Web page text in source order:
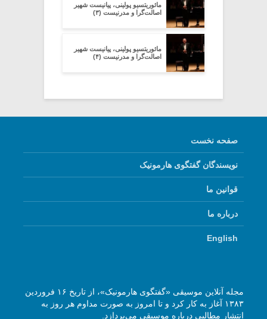
مائوریتسیو پولینی، پیانیست شهیر
اصالت‌گرا و مدرنیست (۳)
مائوریتسیو پولینی، پیانیست شهیر
اصالت‌گرا و مدرنیست (۴)
صفحه نخست
نویسندگان گفتگوی هارمونیک
قوانین ما
درباره ما
English
مجله آنلاین موسیقی «گفتگوی هارمونیک»، از تاریخ ۱۶ فروردین
۱۳۸۳ آغاز به کار کرد و تا امروز به صورت مداوم هر روز به
انتشار مطالبی درباره موسیقی می‌پردازد.